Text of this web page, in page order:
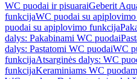
WC puodai ir pisuaraiGeberit
funkcijaWC puodai su
puodai su apiplovimo funkcija
dalys: Pakabinami WC puodai
dalys: Pastatomi WC puodaiWC
funkcijaAtsarginės dalys: WC
funkcijaKeraminiams WC